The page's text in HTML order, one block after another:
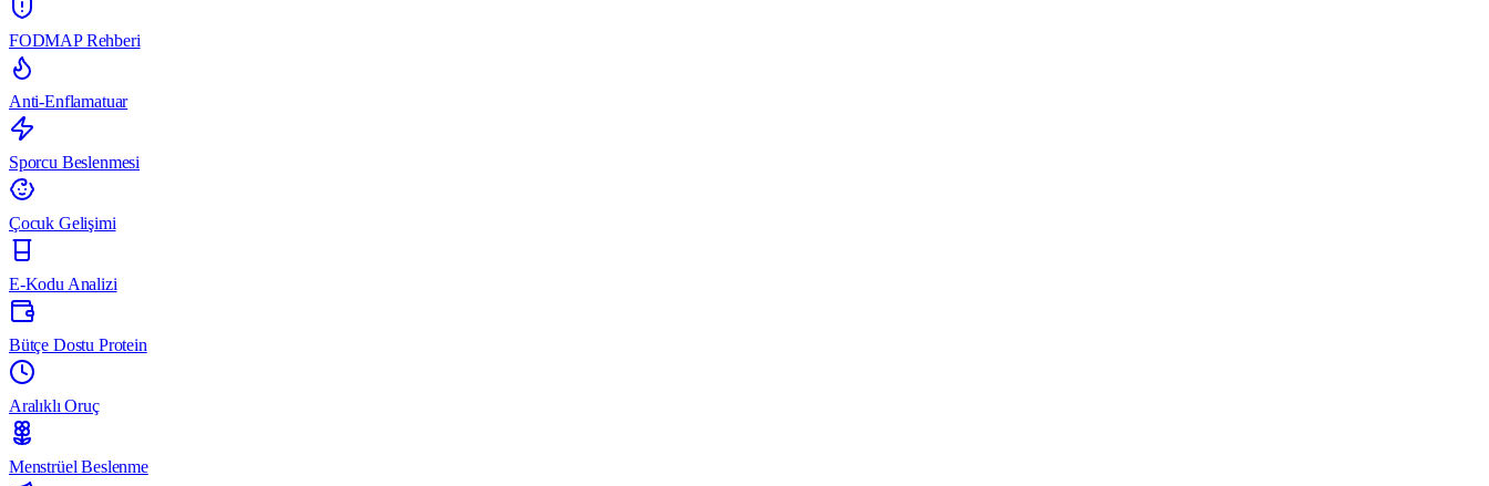
FODMAP Rehberi
Anti-Enflamatuar
Sporcu Beslenmesi
Çocuk Gelişimi
E-Kodu Analizi
Bütçe Dostu Protein
Aralıklı Oruç
Menstrüel Beslenme